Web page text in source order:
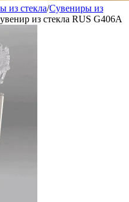
из стекла/Сувениры из
из стекла RUS G406A